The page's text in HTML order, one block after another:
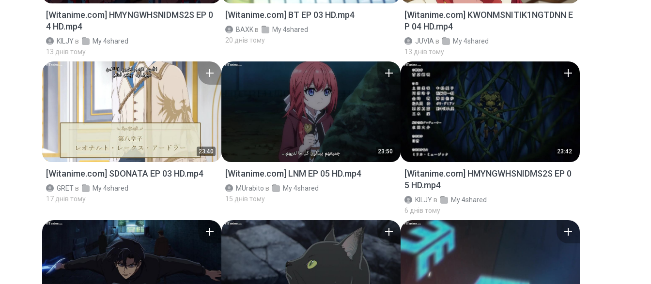
[Witanime.com] HMYNGWHSNIDMS2S EP 0
4 HD.mp4
KILJY в
My 4shared
13 днів тому
[Witanime.com] BT EP 03 HD.mp4
BAXK в
My 4shared
20 днів тому
[Witanime.com] KWONMSNITIK1NGTDNN E
P 04 HD.mp4
JUVIA в
My 4shared
13 днів тому
23:40
[Witanime.com] SDONATA EP 03 HD.mp4
GRET в
My 4shared
17 днів тому
23:50
[Witanime.com] LNM EP 05 HD.mp4
MUrabito в
My 4shared
15 днів тому
23:42
[Witanime.com] HMYNGWHSNIDMS2S EP 0
5 HD.mp4
KILJY в
My 4shared
6 днів тому